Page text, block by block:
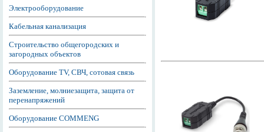
Электрооборудование
Кабельная канализация
Строительство общегородских и
загородных объектов
Оборудование TV, СВЧ, сотовая связь
Заземление, молниезащита, защита от
перенапряжений
Оборудование COMMENG